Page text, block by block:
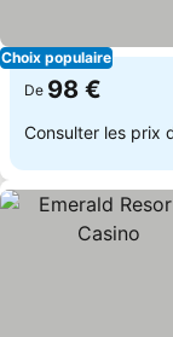
Choix populaire
De 98 €
Consulter les prix